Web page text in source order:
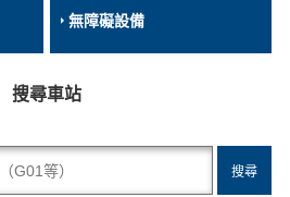
無障礙設備
搜尋車站